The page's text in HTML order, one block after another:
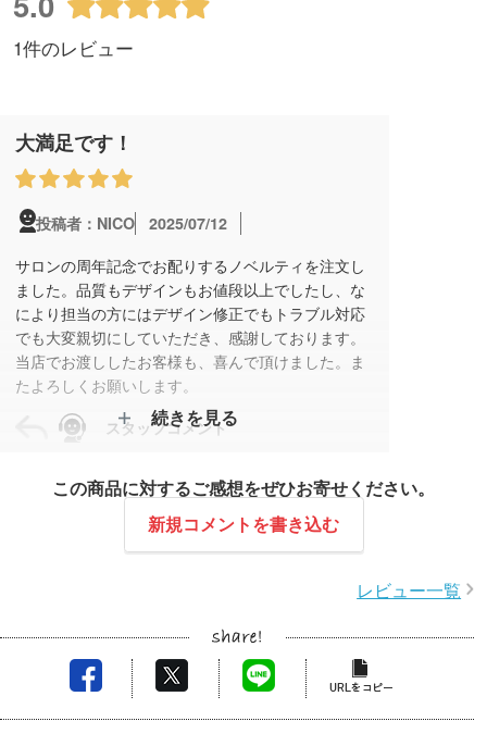
1件のレビュー
大満足です！
投稿者：NICO
2025/07/12
サロンの周年記念でお配りするノベルティを注文し
ました。品質もデザインもお値段以上でしたし、な
により担当の方にはデザイン修正でもトラブル対応
でも大変親切にしていただき、感謝しております。
当店でお渡ししたお客様も、喜んで頂けました。ま
たよろしくお願いします。
スタッフコメント
ます。
大切な周年記念に当社のノベルティをご注文いただ
同、嬉しく思っております。
今後ともどうぞよろしくお願いいたします。
続きを見る
この商品に対するご感想をぜひお寄せください。
新規コメントを書き込む
レビュー一覧